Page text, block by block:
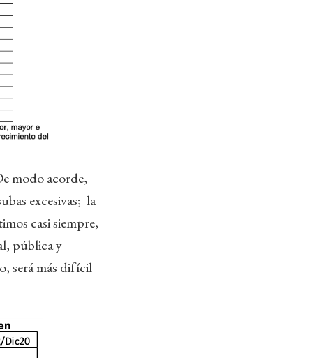
modo acorde,
excesivas; la
casi siempre,
pública y
será más difícil